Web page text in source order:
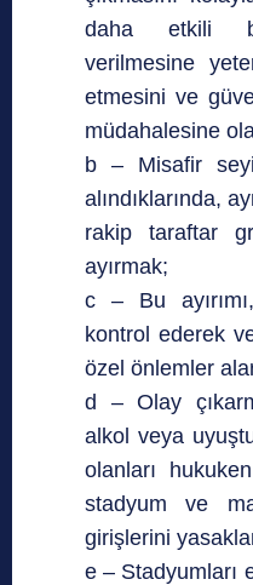
daha etkili
verilmesine
etmesini ve
müdahalesine
b – Misafir
alındıklarında,
rakip taraftar
ayırmak;
c – Bu
kontrol ederek
özel önlemler
d – Olay
alkol veya
olanları
stadyum ve
girişlerini
e – Stadyumları